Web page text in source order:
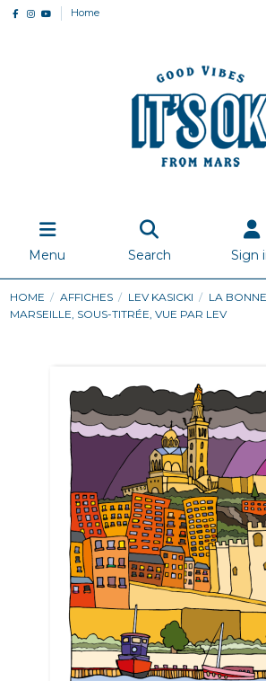
Home
Menu Search Sign
HOME AFFICHES LEV KASICKI
LA
MARSEILLE, SOUS-TITRÉE, VUE PAR LEV